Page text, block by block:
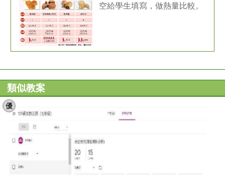
空給學生填寫，做熱量比較。
類似教案
優